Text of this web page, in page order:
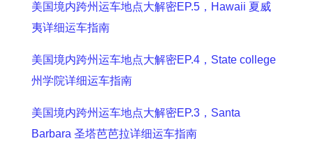
美国境内跨州运车地点大解密EP.5，Hawaii 夏威
夷详细运车指南
美国境内跨州运车地点大解密EP.4，State college
州学院详细运车指南
美国境内跨州运车地点大解密EP.3，Santa
Barbara 圣塔芭芭拉详细运车指南